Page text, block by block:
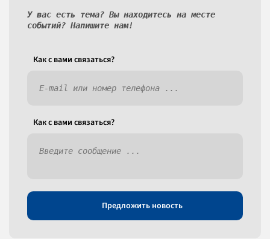
У вас есть тема? Вы находитесь на месте
событий? Напишите нам!
Как c вами связаться?
Как c вами связаться?
Предложить новость